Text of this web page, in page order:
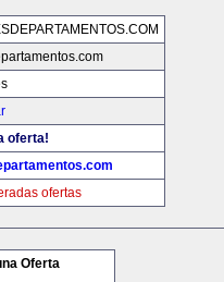
oferta!
ofertas
Oferta